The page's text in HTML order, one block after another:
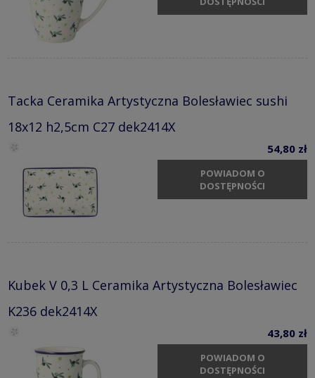
Tacka Ceramika Artystyczna Bolesławiec sushi
18x12 h2,5cm C27 dek2414X
54,80 zł
POWIADOM O
DOSTĘPNOŚCI
Kubek V 0,3 L Ceramika Artystyczna Bolesławiec
K236 dek2414X
43,80 zł
POWIADOM O
DOSTĘPNOŚCI